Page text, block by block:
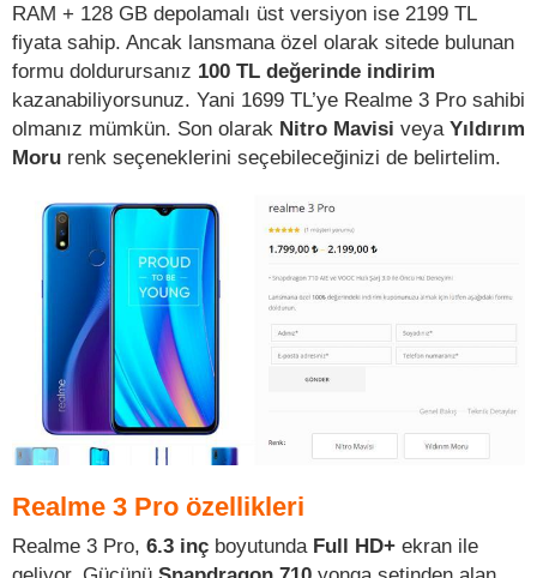
RAM + 128 GB depolamalı üst versiyon ise 2199 TL
fiyata sahip. Ancak lansmana özel olarak sitede bulunan
formu doldurursanız 100 TL değerinde indirim
kazanabiliyorsunuz. Yani 1699 TL’ye Realme 3 Pro sahibi
olmanız mümkün. Son olarak Nitro Mavisi veya Yıldırım
Moru renk seçeneklerini seçebileceğinizi de belirtelim.
Realme 3 Pro özellikleri
Realme 3 Pro, 6.3 inç boyutundaFull HD+ ekran ile